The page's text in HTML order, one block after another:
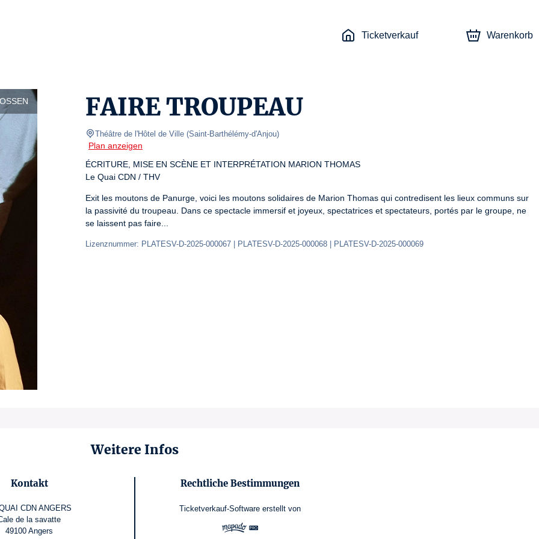
Ticketverkauf Warenkorb
FAIRE TROUPEAU
Théâtre de l'Hôtel de Ville (Saint-Barthélémy-d'Anjou)
Plan anzeigen
ÉCRITURE, MISE EN SCÈNE ET INTERPRÉTATION MARION THOMAS
Le Quai CDN / THV
Exit les moutons de Panurge, voici les moutons solidaires de Marion Thomas qui contredisent les lieux communs sur
la passivité du troupeau. Dans ce spectacle immersif et joyeux, spectatrices et spectateurs, portés par le groupe, ne
se laissent pas faire...
Lizenznummer: PLATESV-D-2025-000067 | PLATESV-D-2025-000068 | PLATESV-D-2025-000069
Weitere Infos
Kontakt
CDN ANGERS
de la savatte
49100 Angers
Rechtliche Bestimmungen
Ticketverkauf-Software erstellt von